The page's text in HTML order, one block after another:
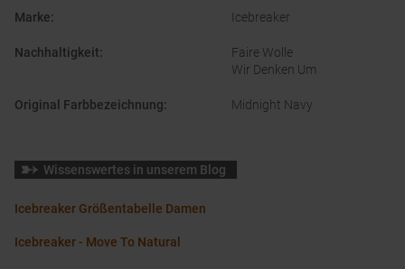
Marke: Icebreaker
Nachhaltigkeit:
Faire Wolle
Wir Denken Um
Original Farbbezeichnung: Midnight Navy
Wissenswertes in unserem Blog
Icebreaker Größentabelle Damen
Icebreaker - Move To Natural